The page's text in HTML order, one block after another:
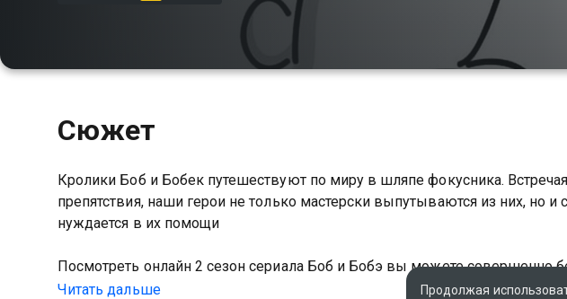
Сюжет
Кролики Боб и Бобек путешествуют по миру в шляпе фокусника.
препятствия, наши герои не только мастерски выпутываются из них, но и
нуждается в их помощи
Посмотреть онлайн 2 сезон сериала Боб и Бобэ вы можете совершенно
качестве на Казахтелеком
Читать дальше Продолжая